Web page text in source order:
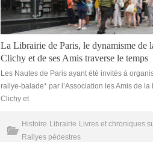
La Librairie de Paris, le dynamisme de
Clichy et de ses Amis traverse le temps
Les Nautes de Paris ayant été invités à
rallye-balade* par l’Association les Amis de la
Clichy et
Histoire Librairie Livres et chroniques
Rallyes pédestres